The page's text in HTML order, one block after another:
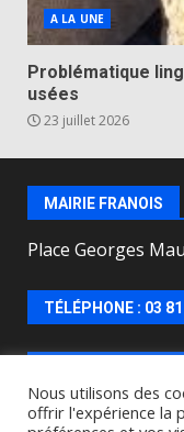
A LA UNE
Problématique
usées
23 juillet 2026
MAIRIE FRANOIS
Place Georges
TÉLÉPHONE : 03
Lundi, mercredi,
Nous utilisons des
offrir l'expérience la